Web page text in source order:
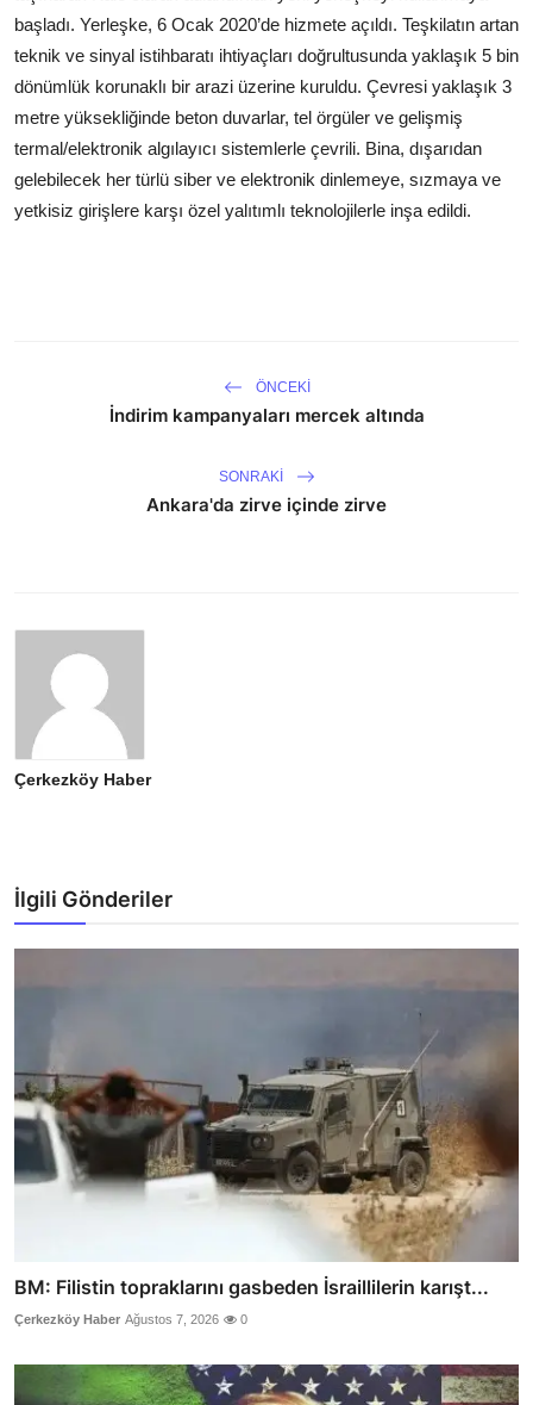
başladı. Yerleşke, 6 Ocak 2020’de hizmete açıldı. Teşkilatın artan
teknik ve sinyal istihbaratı ihtiyaçları doğrultusunda yaklaşık 5 bin
dönümlük korunaklı bir arazi üzerine kuruldu. Çevresi yaklaşık 3
metre yüksekliğinde beton duvarlar, tel örgüler ve gelişmiş
termal/elektronik algılayıcı sistemlerle çevrili. Bina, dışarıdan
gelebilecek her türlü siber ve elektronik dinlemeye, sızmaya ve
yetkisiz girişlere karşı özel yalıtımlı teknolojilerle inşa edildi.
ÖNCEKI
İndirim kampanyaları mercek altında
SONRAKI
Ankara'da zirve içinde zirve
Çerkezköy Haber
İlgili Gönderiler
BM: Filistin topraklarını gasbeden İsraillilerin karışt...
Çerkezköy Haber Ağustos 7, 2026 0